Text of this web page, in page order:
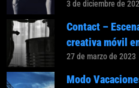
3 de diciembre de
Contact –
creativa móvil
27 de marzo de 2023
Modo